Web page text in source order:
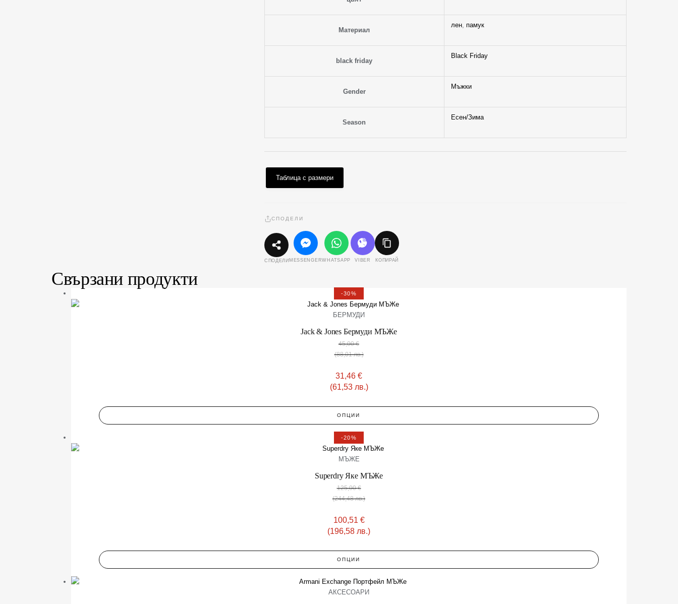
Материал
лен, памук
black friday
Black Friday
Gender
Мъжки
Season
Есен/Зима
Таблица с размери
СПОДЕЛИ
СПОДЕЛИ MESSENGERWHATSAPP VIBER КОПИРАЙ
Свързани продукти
-30%
БЕРМУДИ
Jack & Jones Бермуди МЪЖe
45,00€
(88,01 лв.)
31,46 €
(61,53 лв.)
ОПЦИИ
-20%
МЪЖЕ
Superdry Яке МЪЖe
125,00€
(244,48 лв.)
100,51 €
(196,58 лв.)
ОПЦИИ
АКСЕСОАРИ